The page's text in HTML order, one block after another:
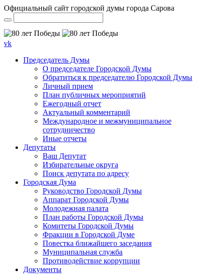
Официальный сайт городской думы города Сарова
vk
Председатель Думы
О председателе Городской Думы
Обратиться к председателю Городской Думы
Личный прием
План публичных мероприятий
Ежегодный отчет
Актуальный комментарий
Международное и межмуниципальное
сотрудничество
Иные отчеты
Депутаты
Ваш Депутат
Избирательные округа
Поиск депутата по адресу
Городская Дума
Руководство Городской Думы
Аппарат Городской Думы
Молодежная палата
План работы Городской Думы
Комитеты Городской Думы
Фракции в Городской Думе
Повестка ближайшего заседания
Муниципальная служба
Противодействие коррупции
Документы